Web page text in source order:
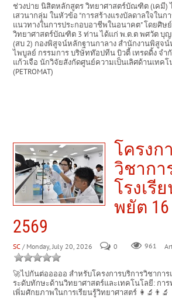
ช่วงบ่าย นิสิตหลักสูตร วิทยาศาสตร์บัณฑิต (เคมี)
เสวนากลุ่ม ในหัวข้อ "การสร้างแรงบัลดาลใจในก
แนวทางในการประกอบอาชีพในอนาคต" โดยศิษ
วิทยาศาสตร์บัณฑิต 3 ท่าน ได้แก่ พ.ต.ต พศวัต บุญ
(สบ 2) กองพิสูจน์หลักฐานกาลาง สำนักงานพิสูจ
ไพบูลย์ กรรมการ บริษัทท๊อปทีน บิวตี้ เทรดดิ้ง จ
แก้วเจือ นักวิจัยสังกัดศูนย์ความเป็นเลิศด้านเทค
(PETROMAT)
โครงก
วิชากา
โรงเรี
พยัต
2569
SC / Monday, July 20, 2026 0 961
🚀ไปกันต่อออออ สำหรับโครงการบริการวิชากา
ระดับทักษะด้านวิทยาศาสตร์และเทคโนโลยี: กา
เพิ่มศักยภาพในการเรียนรู้วิทยาศาสตร์ 👩‍🔬👨‍🔬